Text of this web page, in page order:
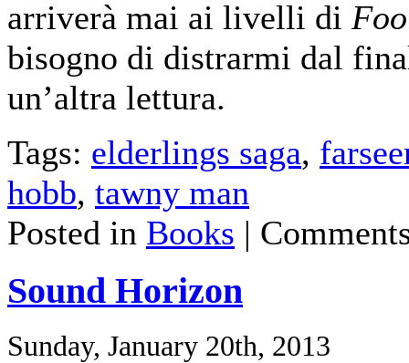
arriverà mai ai livelli di
bisogno di distrarmi dal
un’altra lettura.
Tags: elderlings saga,
hobb, tawny man
Posted in Books |
Sound Horizon
Sunday, January 20th, 2013